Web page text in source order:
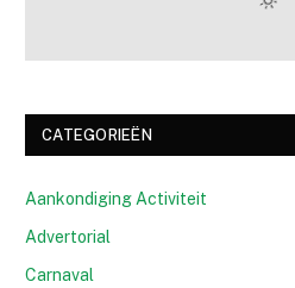
CATEGORIEËN
Aankondiging Activiteit
Advertorial
Carnaval